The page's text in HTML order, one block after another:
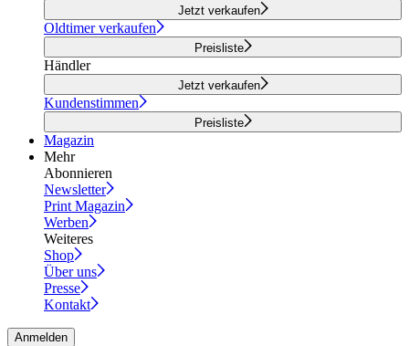
Jetzt verkaufen
Oldtimer verkaufen
Preisliste
Händler
Jetzt verkaufen
Kundenstimmen
Preisliste
Magazin
Mehr
Abonnieren
Newsletter
Print Magazin
Werben
Weiteres
Shop
Über uns
Presse
Kontakt
Anmelden